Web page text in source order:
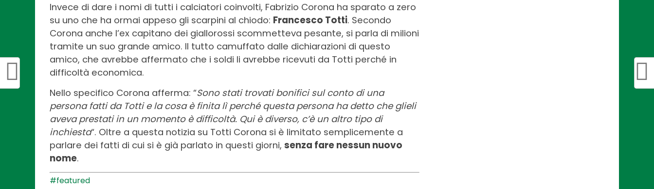
Invece di dare i nomi di tutti i calciatori coinvolti, Fabrizio Corona ha sparato a zero
su uno che ha ormai appeso gli scarpini al chiodo: Francesco Totti. Secondo
Corona anche l’ex capitano dei giallorossi scommetteva pesante, si parla di milioni
tramite un suo grande amico. Il tutto camuffato dalle dichiarazioni di questo
amico, che avrebbe affermato che i soldi li avrebbe ricevuti da Totti perché in
difficoltà economica.
Nello specifico Corona afferma: “Sono stati trovati bonifici sul conto di una
persona fatti da Totti e la cosa è finita lì perché questa persona ha detto che glieli
aveva prestati in un momento è difficoltà. Qui è diverso, c’è un altro tipo di
inchiesta“. Oltre a questa notizia su Totti Corona si è limitato semplicemente a
parlare dei fatti di cui si è già parlato in questi giorni, senza fare nessun nuovo
nome.
#featured